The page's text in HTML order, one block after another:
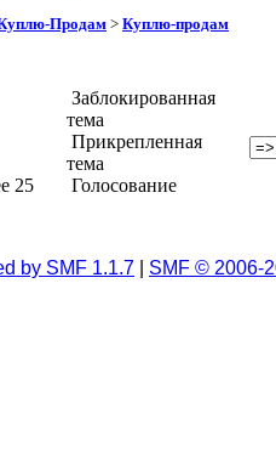
Продам> Куплю-продам
25
Заблокированная
тема
Прикрепленная
тема
Голосование
by SMF 1.1.7 SMF © 2006-